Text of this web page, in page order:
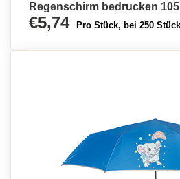
Regenschirm bedrucken
€5,74 Pro Stück, bei 250 Stück